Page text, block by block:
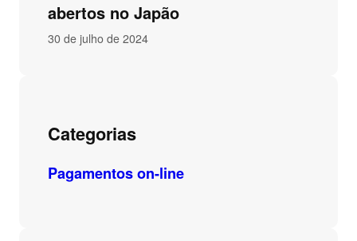
abertos no Japão
30 de julho de 2024
Categorias
Pagamentos on-line